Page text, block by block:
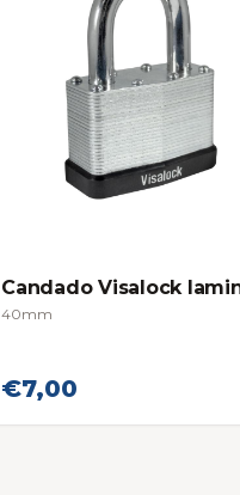
Candado Visalock
40mm
€7,00